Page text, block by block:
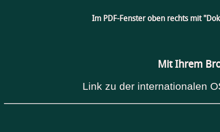
Im PDF-Fenster oben rechts mit
Mit Ihrem
Link zu der internationalen